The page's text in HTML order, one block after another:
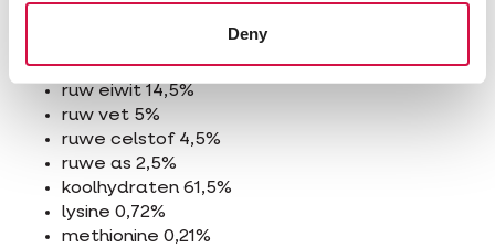
Deny
ruw eiwit 14,5%
ruw vet 5%
ruwe celstof 4,5%
ruwe as 2,5%
koolhydraten 61,5%
lysine 0,72%
methionine 0,21%